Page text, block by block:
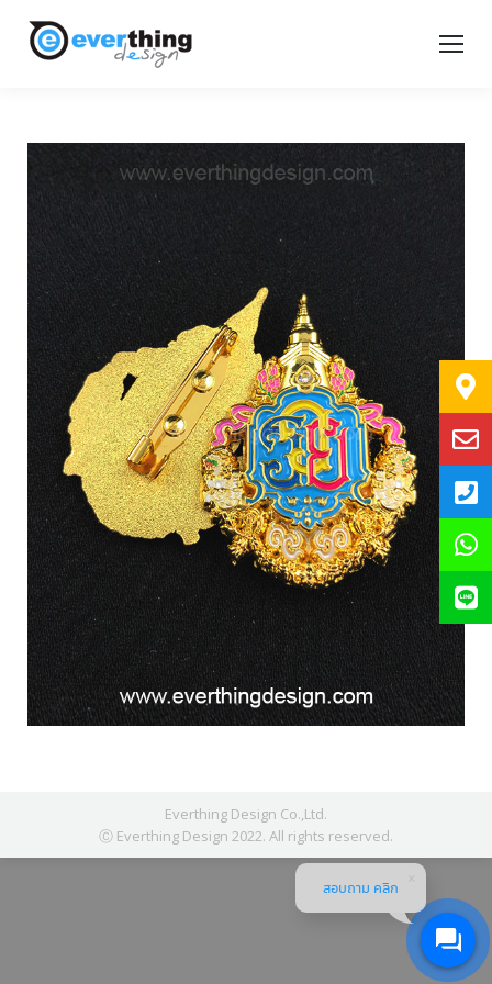
Everthing Design Co.,Ltd.
Ⓒ Everthing Design 2022. All rights reserved.
สอบถาม คลิก